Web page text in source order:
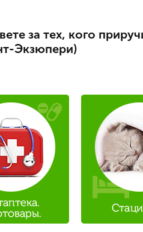
за тех, кого
Экзюпери)